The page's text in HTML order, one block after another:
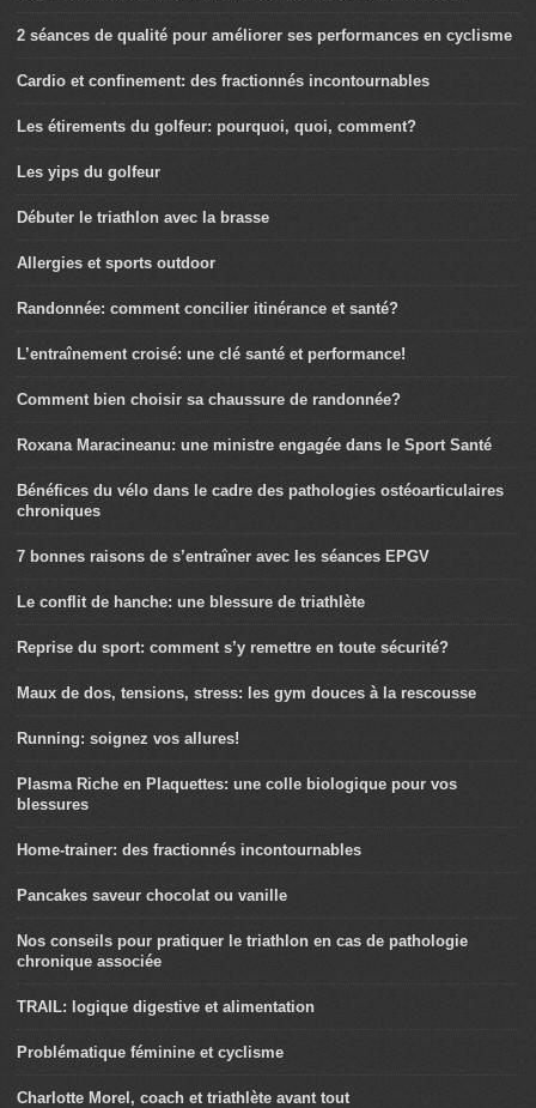
2 séances de qualité pour améliorer ses performances en cyclisme
Cardio et confinement: des fractionnés incontournables
Les étirements du golfeur: pourquoi, quoi, comment?
Les yips du golfeur
Débuter le triathlon avec la brasse
Allergies et sports outdoor
Randonnée: comment concilier itinérance et santé?
L’entraînement croisé: une clé santé et performance!
Comment bien choisir sa chaussure de randonnée?
Roxana Maracineanu: une ministre engagée dans le Sport Santé
Bénéfices du vélo dans le cadre des pathologies ostéoarticulaires
chroniques
7 bonnes raisons de s’entraîner avec les séances EPGV
Le conflit de hanche: une blessure de triathlète
Reprise du sport: comment s’y remettre en toute sécurité?
Maux de dos, tensions, stress: les gym douces à la rescousse
Running: soignez vos allures!
Plasma Riche en Plaquettes: une colle biologique pour vos
blessures
Home-trainer: des fractionnés incontournables
Pancakes saveur chocolat ou vanille
Nos conseils pour pratiquer le triathlon en cas de pathologie
chronique associée
TRAIL: logique digestive et alimentation
Problématique féminine et cyclisme
Charlotte Morel, coach et triathlète avant tout